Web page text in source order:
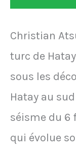
Christian
turc de
sous les
Hatay au
séisme du 6
qui évolue